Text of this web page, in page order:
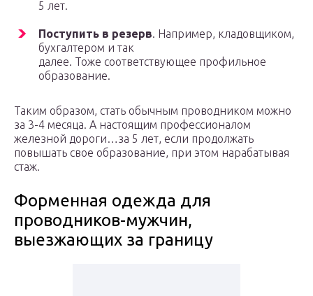
5 лет.
Поступить в резерв. Например, кладовщиком,
бухгалтером и так
далее. Тоже соответствующее профильное
образование.
Таким образом, стать обычным проводником можно
за 3-4 месяца. А настоящим профессионалом
железной дороги…за 5 лет, если продолжать
повышать свое образование, при этом нарабатывая
стаж.
Форменная одежда для
проводников-мужчин,
выезжающих за границу